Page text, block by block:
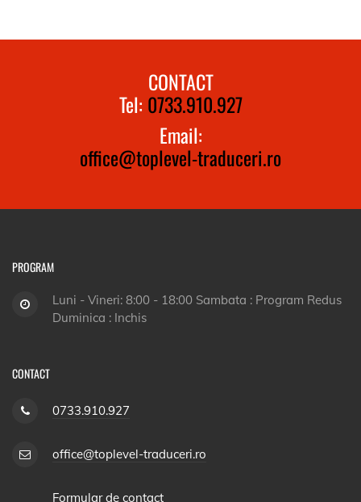
CONTACT
Tel: 0733.910.927
Email:
office@toplevel-traduceri.ro
PROGRAM
Luni - Vineri: 8:00 - 18:00 Sambata : Program Redus
Duminica : Inchis
CONTACT
0733.910.927
office@toplevel-traduceri.ro
Formular de contact